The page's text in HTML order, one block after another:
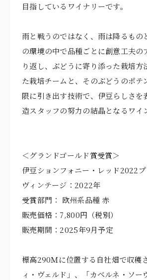
目指しているワイナリーです。
雨と戦うのではなく、雨は降るもの
の環境の中で品種ごとに創意工夫の
り返し、ぶどうに寄り添った栽培方
た栽培チームと、そのぶどうのポテ
限に引き出す技術で、伊豆らしさを
造スタッフの努力の結晶となるワイ
＜グランドゴールド賞受賞＞
伊豆ションフォニー・レッド2022プ
ヴィンテージ：2022年
受賞部門： 欧州系品種 赤
販売価格：7,800円（税別）
販売期間：2025年9月予定
標高290Ｍに位置する自社畑で収穫
ィ・ヴェルド」、「カベルネ・ソー